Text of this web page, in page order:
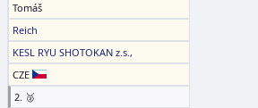
Tomáš
Reich
KESL RYU SHOTOKAN z.s.,
CZE
2. 🥈